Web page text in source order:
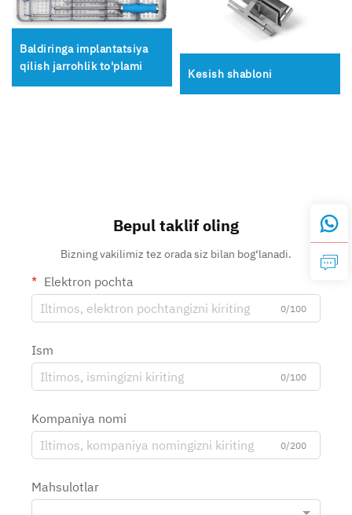
Baldiringa implantatsiya
qilish jarrohlik to'plami
Kesish shabloni
Bepul taklif oling
Bizning vakilimiz tez orada siz bilan bog‘lanadi.
Elektron pochta
0/100
Ism
0/100
Kompaniya nomi
0/200
Mahsulotlar